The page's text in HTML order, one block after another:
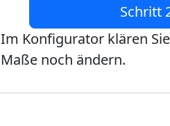
Schritt
Im Konfigurator klären
Maße noch ändern.